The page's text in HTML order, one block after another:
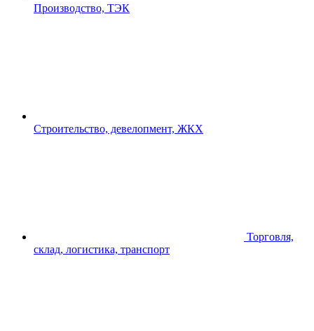
Производство, ТЭК
Строительство, девелопмент, ЖКХ
Торговля,
склад, логистика, транспорт